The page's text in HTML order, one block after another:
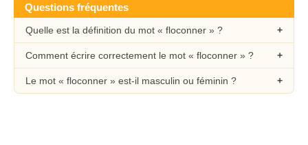
Questions fréquentes
Quelle est la définition du mot « floconner » ?
Comment écrire correctement le mot « floconner » ?
Le mot « floconner » est-il masculin ou féminin ?